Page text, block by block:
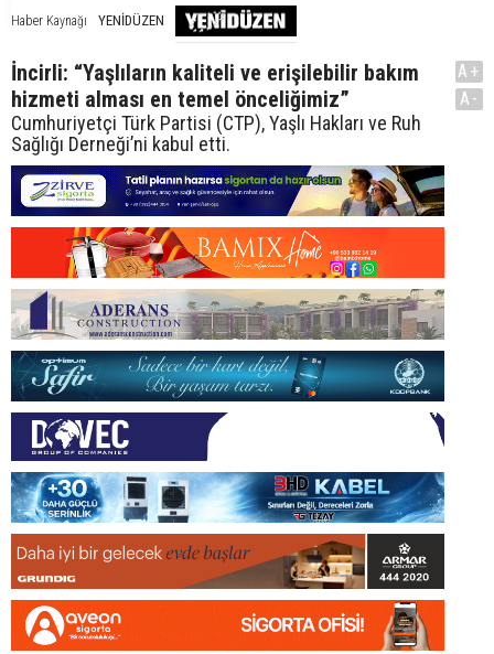
Haber Kaynağı YENİDÜZEN
İncirli: “Yaşlıların kaliteli ve erişilebilir bakım
hizmeti alması en temel önceliğimiz”
Cumhuriyetçi Türk Partisi (CTP), Yaşlı Hakları ve Ruh
Sağlığı Derneği’ni kabul etti.
A+
A-